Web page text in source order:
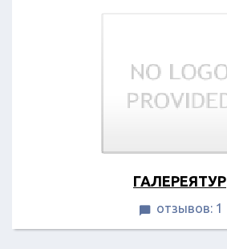
ГАЛЕРЕЯТУР
 отзывов: 1